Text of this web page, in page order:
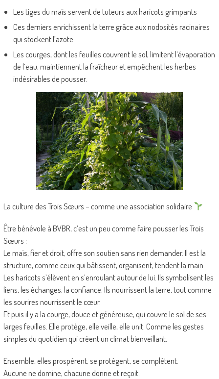
Les tiges du maïs servent de tuteurs aux haricots grimpants
Ces derniers enrichissent la terre grâce aux nodosités racinaires
qui stockent l’azote
Les courges, dont les feuilles couvrent le sol, limitent l’évaporation
de l’eau, maintiennent la fraîcheur et empêchent les herbes
indésirables de pousser.
La culture des Trois Sœurs – comme une association solidaire
Être bénévole à BVBR, c’est un peu comme faire pousser les Trois
Sœurs :
Le maïs, fier et droit, offre son soutien sans rien demander. Il est la
structure, comme ceux qui bâtissent, organisent, tendent la main.
Les haricots s’élèvent en s’enroulant autour de lui. Ils symbolisent les
liens, les échanges, la confiance. Ils nourrissent la terre, tout comme
les sourires nourrissent le cœur.
Et puis il y a la courge, douce et généreuse, qui couvre le sol de ses
larges feuilles. Elle protège, elle veille, elle unit. Comme les gestes
simples du quotidien qui créent un climat bienveillant.
Ensemble, elles prospèrent, se protègent, se complètent.
Aucune ne domine, chacune donne et reçoit.